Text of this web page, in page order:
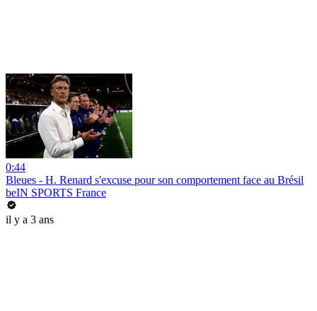
0:44
Bleues - H. Renard s'excuse pour son comportement face au Brésil
beIN SPORTS France
il y a 3 ans